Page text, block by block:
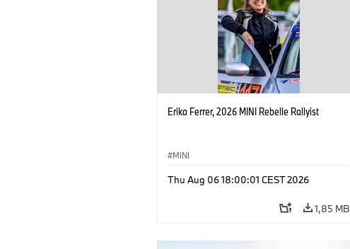
Erika Ferrer, 2026 MINI Rebelle Rallyist
MINI
Thu Aug 06 18:00:01 CEST 2026
1,85 MB